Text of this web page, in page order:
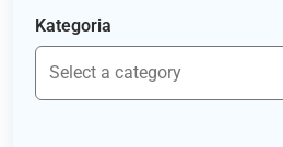
Kategoria